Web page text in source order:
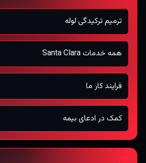
ترمیم ترکیدگی لوله
همه خدمات Santa Clara
فرایند کار ما
کمک در ادعای بیمه